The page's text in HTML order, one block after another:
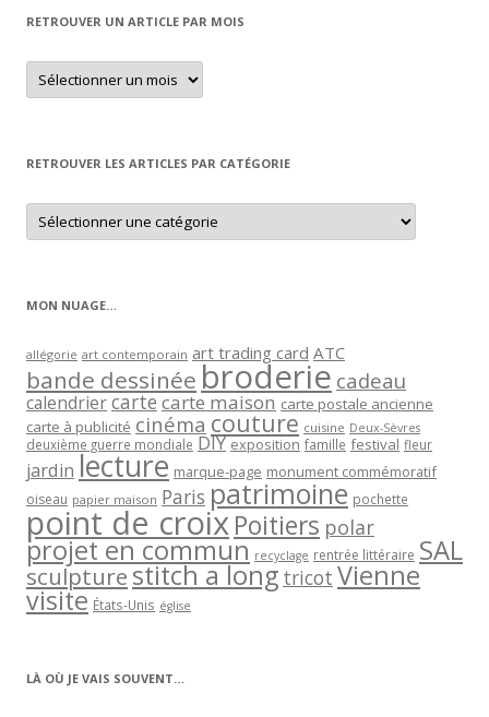
RETROUVER UN ARTICLE PAR MOIS
Retrouver
un
article
RETROUVER LES ARTICLES PAR CATÉGORIE
Retrouver
les
articles
MON NUAGE…
allégorie art contemporain art trading card ATC
bande dessinée broderie cadeau
calendriercartecarte maison carte postale ancienne
carte à publicité cinéma couture cuisine Deux-Sèvres
deuxième guerre mondiale DIY exposition famille festival fleur
jardin lecture marque-page monument commémoratif
oiseau papier maison Paris patrimoine pochette
point de croixPoitiers polar
projet en commun recyclage rentrée littéraire SAL
sculpturestitch a long tricot Vienne
visite États-Unis église
LÀ OÙ JE VAIS SOUVENT…